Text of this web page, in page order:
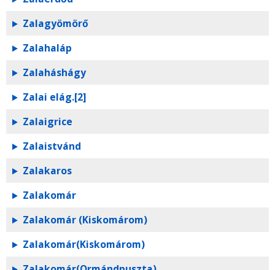
Zalagyömörő
Zalahaláp
Zalaháshágy
Zalai elág.[2]
Zalaigrice
Zalaistvánd
Zalakaros
Zalakomár
Zalakomár (Kiskomárom)
Zalakomár(Kiskomárom)